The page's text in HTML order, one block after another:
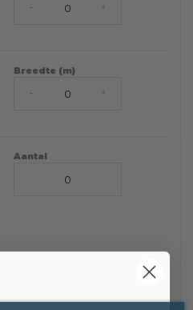
- +
Breedte (m)
- +
Aantal